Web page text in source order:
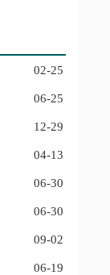
02-25
06-25
12-29
04-13
06-30
06-30
09-02
06-19